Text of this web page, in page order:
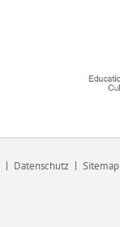
Datenschutz Sitemap